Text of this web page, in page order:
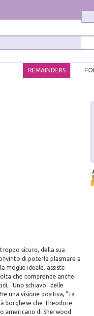
REMAINDERS
sicuro, della sua
di poterla plasmare a
moglie ideale, assiste
che comprende anche
"Uno schiavo" delle
una visione positiva, "La
borghese che Theodore
americano di Sherwood
Interessato
Sarai
comunque
modulo di